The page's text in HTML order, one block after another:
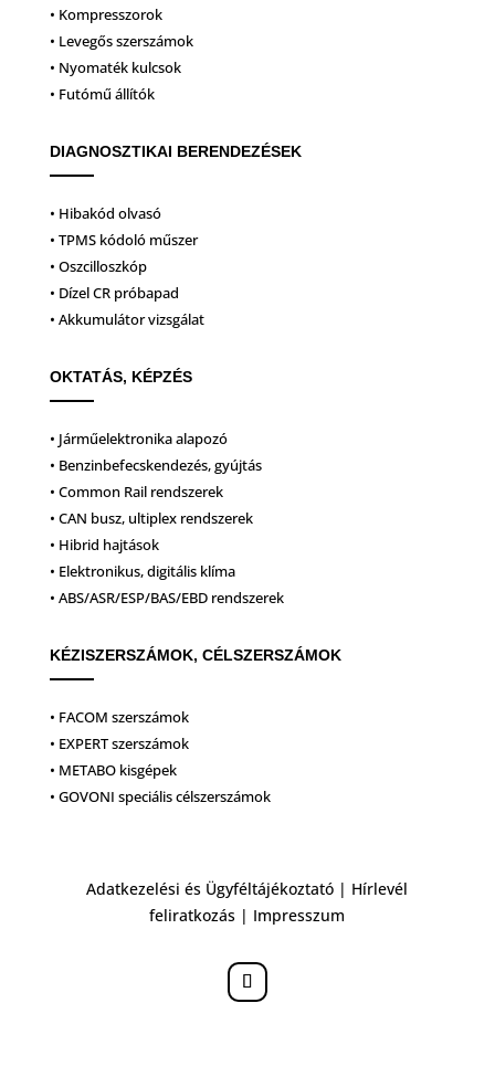
• Kompresszorok
• Levegős szerszámok
• Nyomaték kulcsok
• Futómű állítók
DIAGNOSZTIKAI BERENDEZÉSEK
• Hibakód olvasó
• TPMS kódoló műszer
• Oszcilloszkóp
• Dízel CR próbapad
• Akkumulátor vizsgálat
OKTATÁS, KÉPZÉS
• Járműelektronika alapozó
• Benzinbefecskendezés, gyújtás
• Common Rail rendszerek
• CAN busz, ultiplex rendszerek
• Hibrid hajtások
• Elektronikus, digitális klíma
• ABS/ASR/ESP/BAS/EBD rendszerek
KÉZISZERSZÁMOK, CÉLSZERSZÁMOK
• FACOM szerszámok
• EXPERT szerszámok
• METABO kisgépek
• GOVONI speciális célszerszámok
Adatkezelési és Ügyféltájékoztató | Hírlevél
feliratkozás | Impresszum